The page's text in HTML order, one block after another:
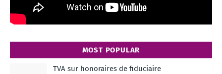
MOST POPULAR
TVA sur honoraires de fiduciaire